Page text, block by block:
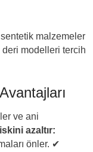
malzemeler
modelleri tercih
ve ani
azaltır:
önler. ✔